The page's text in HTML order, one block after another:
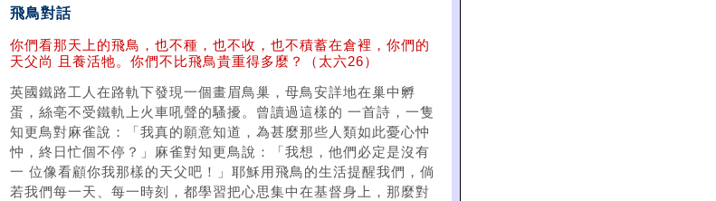
飛鳥對話
你們看那天上的飛鳥，也不種，也不收，也不積蓄在倉裡，你們的
天父尚 且養活牠。你們不比飛鳥貴重得多麼？（太六26）
英國鐵路工人在路軌下發現一個畫眉鳥巢，母鳥安詳地在巢中孵
蛋，絲亳不受鐵軌上火車吼聲的騷擾。曾讀過這樣的 一首詩，一隻
知更鳥對麻雀說：「我真的願意知道，為甚麼那些人類如此憂心忡
忡，終日忙個不停？」麻雀對知更鳥說：「我想，他們必定是沒有
一 位像看顧你我那樣的天父吧！」耶穌用飛鳥的生活提醒我們，倘
若我們每一天、每一時刻，都學習把心思集中在基督身上，那麼對